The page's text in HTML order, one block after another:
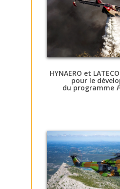
HYNAERO et
pour le
du programme